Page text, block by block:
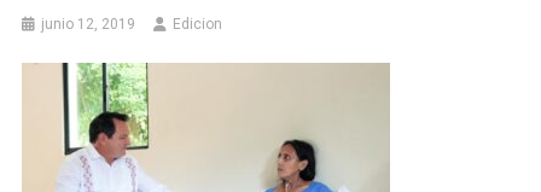
junio 12, 2019 Edicion